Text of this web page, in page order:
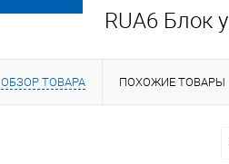
RUA6 Блок
ОБЗОР ТОВАРА ПОХОЖИЕ ТОВАРЫ